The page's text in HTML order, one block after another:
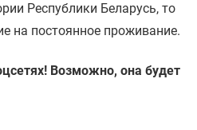
Республики Беларусь, то
на постоянное проживание.
Возможно, она будет